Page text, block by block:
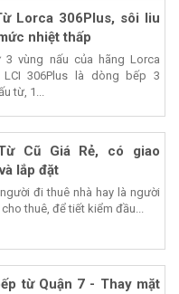
Lorca 306Plus, sôi liu
nhiệt thấp
3 vùng nấu của hãng Lorca
LCI 306Plus là dòng bếp 3
từ, 1...
Cũ Giá Rẻ, có giao
lắp đặt
đi thuê nhà hay là người
thuê, để tiết kiểm đầu...
từ Quận 7 - Thay mặt